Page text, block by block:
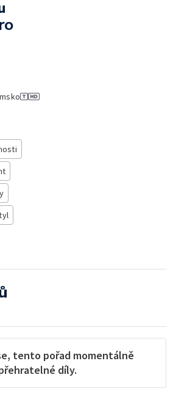
tento pořad momentálně
díly.